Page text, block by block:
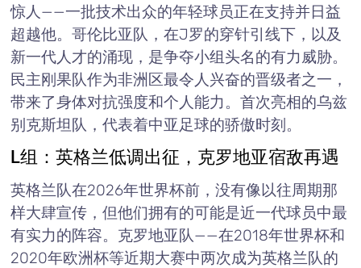
惊人——一批技术出众的年轻球员正在支持并日益
超越他。哥伦比亚队，在J罗的穿针引线下，以及
新一代人才的涌现，是争夺小组头名的有力威胁。
民主刚果队作为非洲区最令人兴奋的晋级者之一，
带来了身体对抗强度和个人能力。首次亮相的乌兹
别克斯坦队，代表着中亚足球的骄傲时刻。
L组：英格兰低调出征，克罗地亚宿敌再遇
英格兰队在2026年世界杯前，没有像以往周期那
样大肆宣传，但他们拥有的可能是近一代球员中最
有实力的阵容。克罗地亚队——在2018年世界杯和
2020年欧洲杯等近期大赛中两次成为英格兰队的